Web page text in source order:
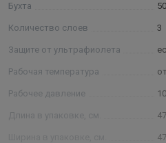
Бухта
Количество слоев 3
Защите от ультрафиолета
Рабочая температура
Рабочее давление
Длина в упаковке, см.